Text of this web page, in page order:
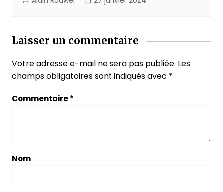
Laisser un commentaire
Votre adresse e-mail ne sera pas publiée. Les
champs obligatoires sont indiqués avec *
Commentaire*
Nom